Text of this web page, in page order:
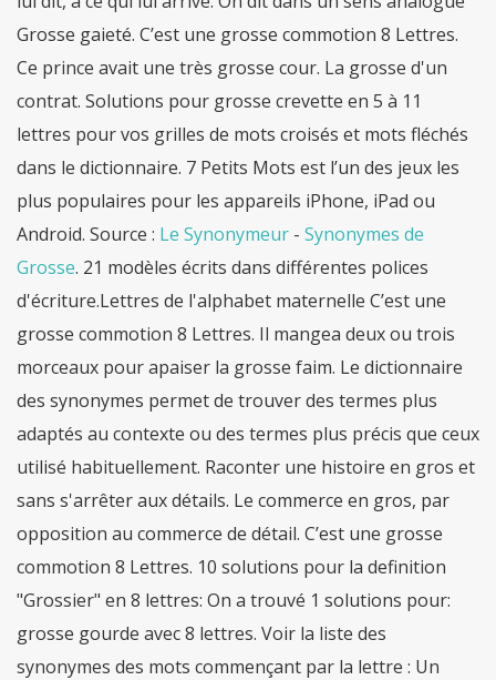
Le Synonymeur - Synonymes de
Grosse. 21 modèles écrits dans différentes polices
d'écriture.Lettres de l'alphabet maternelle C’est une
grosse commotion 8 Lettres. Il mangea deux ou trois
morceaux pour apaiser la grosse faim. Le dictionnaire
des synonymes permet de trouver des termes plus
adaptés au contexte ou des termes plus précis que ceux
utilisé habituellement. Raconter une histoire en gros et
sans s'arrêter aux détails. Le commerce en gros, par
opposition au commerce de détail. C’est une grosse
commotion 8 Lettres. 10 solutions pour la definition
"Grossier" en 8 lettres: On a trouvé 1 solutions pour:
grosse gourde avec 8 lettres. Voir la liste des
synonymes des mots commençant par la lettre : Un